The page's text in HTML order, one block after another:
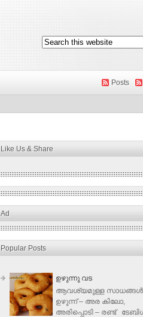
Posts
Like Us & Share
Ad
Popular Posts
ഉഴുന്നു വട
ആവശ്യമുള്ള
ഉഴുന്ന് – അര കിലോ,
അരിപ്പൊടി – രണ്ട്